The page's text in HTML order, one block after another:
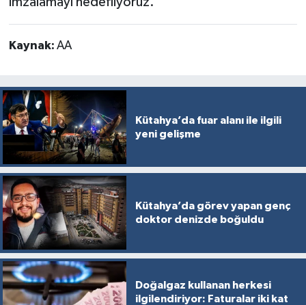
Kaynak: AA
Kütahya’da fuar alanı ile ilgili
yeni gelişme
Kütahya’da görev yapan genç
doktor denizde boğuldu
Doğalgaz kullanan herkesi
ilgilendiriyor: Faturalar iki kat